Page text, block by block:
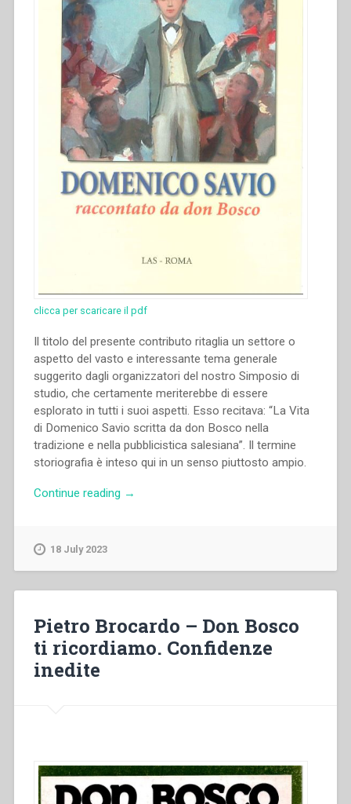
clicca per scaricare il pdf
Il titolo del presente contributo ritaglia un settore o
aspetto del vasto e interessante tema generale
suggerito dagli organizzatori del nostro Simposio di
studio, che certamente meriterebbe di essere
esplorato in tutti i suoi aspetti. Esso recitava: “La Vita
di Domenico Savio scritta da don Bosco nella
tradizione e nella pubblicistica salesiana”. Il termine
storiografia è inteso qui in un senso piuttosto ampio.
Continue reading “José
Savio
scritta
(1859-
1954).
→
18 July 2023
Pietro Brocardo – Don Bosco
ti ricordiamo. Confidenze
inedite